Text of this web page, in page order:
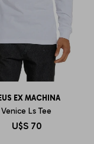
EX MACHINA
Venice Ls Tee
U$S 70